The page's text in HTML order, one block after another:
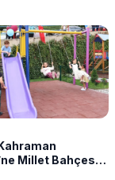
Millet Bahçesi